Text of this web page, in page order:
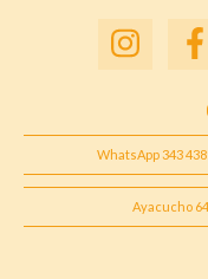
WhatsApp 343
Ayacucho